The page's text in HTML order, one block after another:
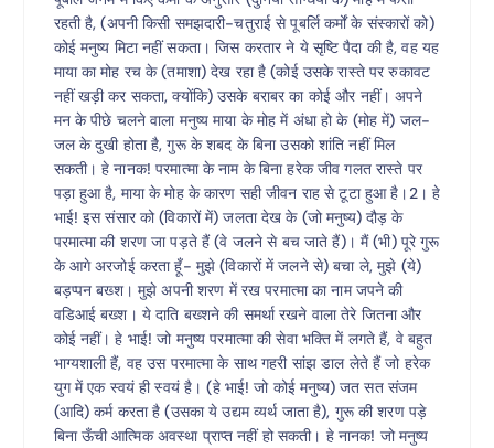
रहती है, (अपनी किसी समझदारी-चतुराई से पूबर्लि कर्मों के संस्कारों को)
कोई मनुष्य मिटा नहीं सकता। जिस करतार ने ये सृष्टि पैदा की है, वह यह
माया का मोह रच के (तमाशा) देख रहा है (कोई उसके रास्ते पर रुकावट
नहीं खड़ी कर सकता, क्योंकि) उसके बराबर का कोई और नहीं। अपने
मन के पीछे चलने वाला मनुष्य माया के मोह में अंधा हो के (मोह में) जल-
जल के दुखी होता है, गुरू के शबद के बिना उसको शांति नहीं मिल
सकती। हे नानक! परमात्मा के नाम के बिना हरेक जीव गलत रास्ते पर
पड़ा हुआ है, माया के मोह के कारण सही जीवन राह से टूटा हुआ है।2। हे
भाई! इस संसार को (विकारों में) जलता देख के (जो मनुष्य) दौड़ के
परमात्मा की शरण जा पड़ते हैं (वे जलने से बच जाते हैं)। मैं (भी) पूरे गुरू
के आगे अरजोई करता हूँ- मुझे (विकारों में जलने से) बचा ले, मुझे (ये)
बड़प्पन बख्श। मुझे अपनी शरण में रख परमात्मा का नाम जपने की
वडिआई बख्श। ये दाति बख्शने की समर्था रखने वाला तेरे जितना और
कोई नहीं। हे भाई! जो मनुष्य परमात्मा की सेवा भक्ति में लगते हैं, वे बहुत
भाग्यशाली हैं, वह उस परमात्मा के साथ गहरी सांझ डाल लेते हैं जो हरेक
युग में एक स्वयं ही स्वयं है। (हे भाई! जो कोई मनुष्य) जत सत संजम
(आदि) कर्म करता है (उसका ये उद्यम व्यर्थ जाता है), गुरू की शरण पड़े
बिना ऊँची आत्मिक अवस्था प्राप्त नहीं हो सकती। हे नानक! जो मनुष्य